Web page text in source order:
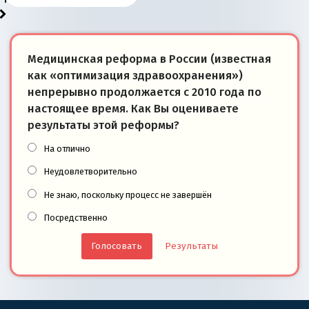
Медицинская реформа в России (известная
как «оптимизация здравоохранения»)
непрерывно продолжается с 2010 года по
настоящее время. Как Вы оцениваете
результаты этой реформы?
На отлично
Неудовлетворительно
Не знаю, поскольку процесс не завершён
Посредственно
Результаты